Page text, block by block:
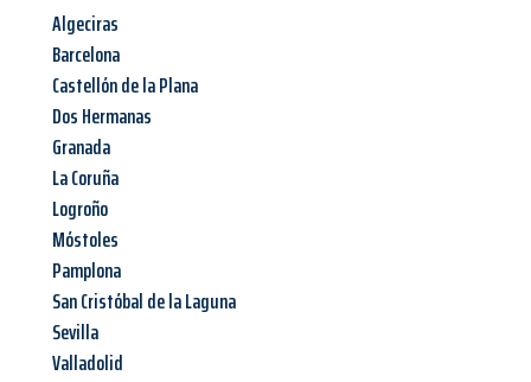
Algeciras
Barcelona
Castellón de la Plana
Dos Hermanas
Granada
La Coruña
Logroño
Móstoles
Pamplona
San Cristóbal de la Laguna
Sevilla
Valladolid